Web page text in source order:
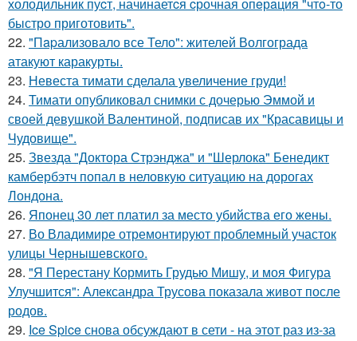
быстро приготовить".
22. "Пapализовало все Тело": жителей Волгограда
атакуют каракурты.
23. Невеста тимати сделала увеличение груди!
24. Тимати опубликовал снимки с дочерью Эммой и
своей девушкой Валентиной, подписав их "Красавицы и
Чудовище".
25. Звезда "Доктора Стрэнджа" и "Шерлока" Бенедикт
камбербэтч попал в неловкую ситуацию на дорогах
Лондона.
26. Японец 30 лет платил за место убийства его жены.
27. Во Владимире отремонтируют проблемный участок
улицы Чернышевского.
28. "Я Перестану Кормить Грудью Мишу, и моя Фигура
Улучшится": Александра Трусова показала живот после
родов.
29. Ice Spice снова обсуждают в сети - на этот раз из-за